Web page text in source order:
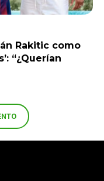
Rakitic como
“¿Querían